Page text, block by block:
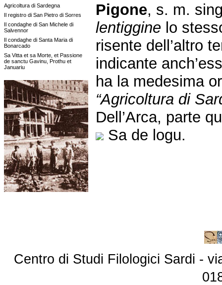
Agricoltura di Sardegna
Il registro di San Pietro di Sorres
Il condaghe di San Michele di
Salvennor
Il condaghe di Santa Maria di
Bonarcado
Sa Vitta et sa Morte, et Passione
de sanctu Gavinu, Prothu et
Januariu
Pigone, s. m.
lentiggine lo
risente dell’altro
indicante
ha la medesima
“Agricoltura di
Dell’Arca, parte
Sa de logu.
Centro di Studi Filologici Sardi -